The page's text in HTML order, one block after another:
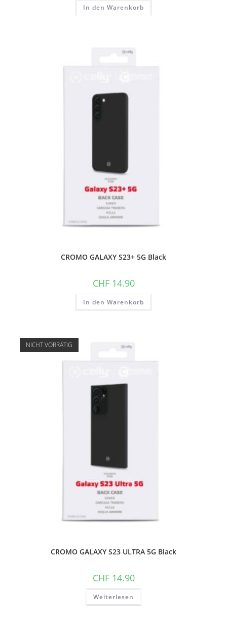
In den Warenkorb
CROMO GALAXY S23+ 5G Black
CHF14.90
In den Warenkorb
NICHT VORRÄTIG
CROMO GALAXY S23 ULTRA 5G Black
CHF14.90
Weiterlesen